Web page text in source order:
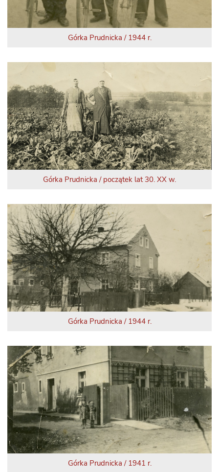
Górka Prudnicka / 1944 r.
Górka Prudnicka / początek lat 30. XX w.
Górka Prudnicka / 1944 r.
Górka Prudnicka / 1941 r.